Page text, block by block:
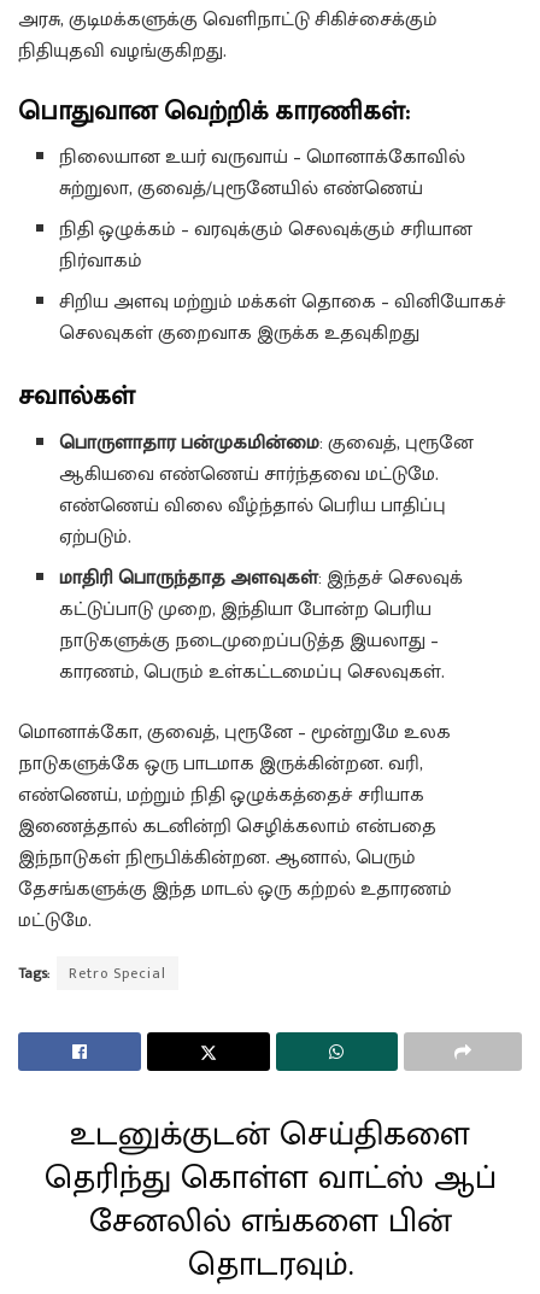
அரசு, குடிமக்களுக்கு வெளிநாட்டு சிகிச்சைக்கும்
நிதியுதவி வழங்குகிறது.
பொதுவான வெற்றிக் காரணிகள்:
நிலையான உயர் வருவாய் – மொனாக்கோவில்
சுற்றுலா, குவைத்/புரூனேயில் எண்ணெய்
நிதி ஒழுக்கம் – வரவுக்கும் செலவுக்கும் சரியான
நிர்வாகம்
சிறிய அளவு மற்றும் மக்கள் தொகை – வினியோகச்
செலவுகள் குறைவாக இருக்க உதவுகிறது
சவால்கள்
பொருளாதார பன்முகமின்மை: குவைத், புரூனே
ஆகியவை எண்ணெய் சார்ந்தவை மட்டுமே.
எண்ணெய் விலை வீழ்ந்தால் பெரிய பாதிப்பு
ஏற்படும்.
மாதிரி பொருந்தாத அளவுகள்: இந்தச் செலவுக்
கட்டுப்பாடு முறை, இந்தியா போன்ற பெரிய
நாடுகளுக்கு நடைமுறைப்படுத்த இயலாது –
காரணம், பெரும் உள்கட்டமைப்பு செலவுகள்.
மொனாக்கோ, குவைத், புரூனே – மூன்றுமே உலக
நாடுகளுக்கே ஒரு பாடமாக இருக்கின்றன. வரி,
எண்ணெய், மற்றும் நிதி ஒழுக்கத்தைச் சரியாக
இணைத்தால் கடனின்றி செழிக்கலாம் என்பதை
இந்நாடுகள் நிரூபிக்கின்றன. ஆனால், பெரும்
தேசங்களுக்கு இந்த மாடல் ஒரு கற்றல் உதாரணம்
மட்டுமே.
Tags: Retro Special
உடனுக்குடன் செய்திகளை
தெரிந்து கொள்ள வாட்ஸ் ஆப்
சேனலில் எங்களை பின்
தொடரவும்.